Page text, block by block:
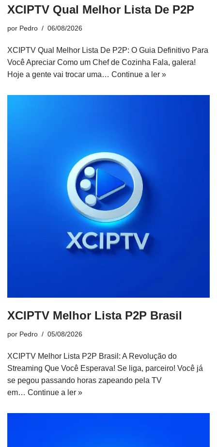
XCIPTV Qual Melhor Lista De P2P
por Pedro 06/08/2026
XCIPTV Qual Melhor Lista De P2P: O Guia Definitivo Para
Você Apreciar Como um Chef de Cozinha Fala, galera!
Hoje a gente vai trocar uma… Continue a ler »
XCIPTV Melhor Lista P2P Brasil
por Pedro 05/08/2026
XCIPTV Melhor Lista P2P Brasil: A Revolução do
Streaming Que Você Esperava! Se liga, parceiro! Você já
se pegou passando horas zapeando pela TV
em… Continue a ler »